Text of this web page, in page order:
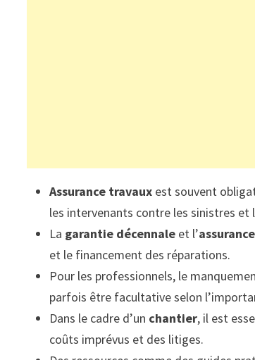
Assurance travaux est souvent
les intervenants contre les sinistres et
La garantie décennale et l’
et le financement des réparations.
Pour les professionnels, le
parfois être facultative selon
Dans le cadre d’un chantier, il est
coûts imprévus et des litiges.